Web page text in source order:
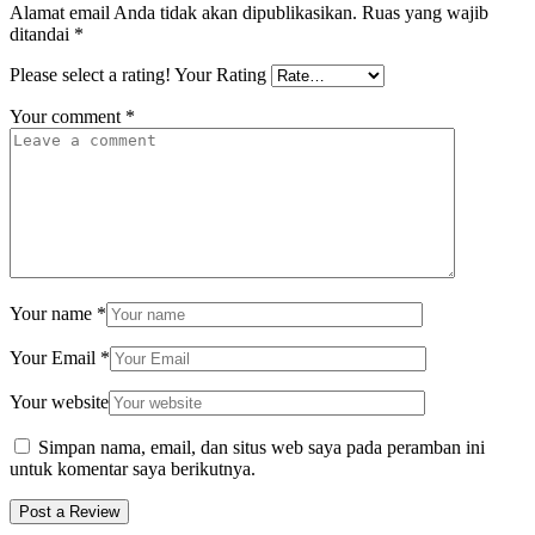
Alamat email Anda tidak akan dipublikasikan. Ruas yang wajib
ditandai *
Please select a rating! Your Rating
Your comment *
Your name *
Your Email *
Your website
Simpan nama, email, dan situs web saya pada peramban ini
untuk komentar saya berikutnya.